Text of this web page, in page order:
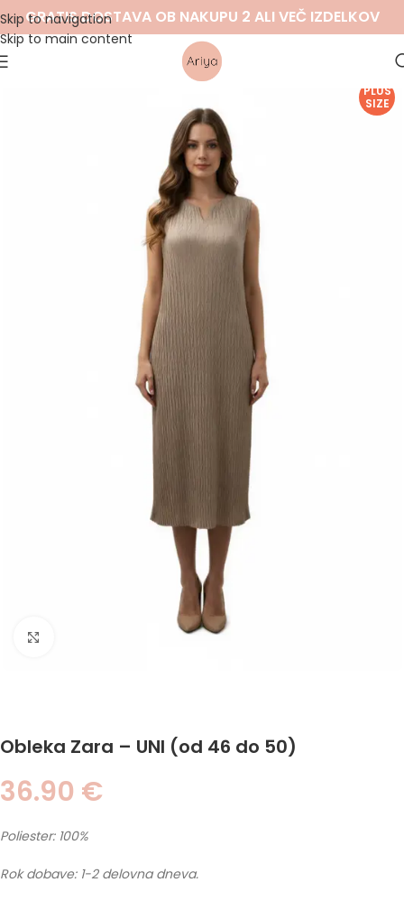
Skip to navigation
Skip to main content
GRATIS DOSTAVA OB NAKUPU 2 ALI VEČ IZDELKOV
PLUS
SIZE
Obleka Zara – UNI (od 46 do 50)
36.90 €
Poliester: 100%
Rok dobave: 1-2 delovna dneva.